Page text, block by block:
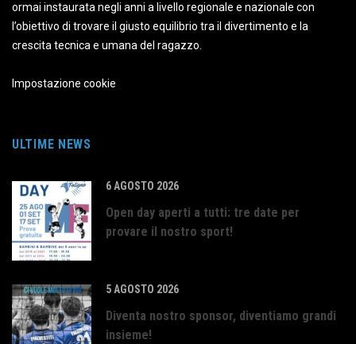
ormai instaurata negli anni a livello regionale e nazionale con
l’obiettivo di trovare il giusto equilibrio tra il divertimento e la
crescita tecnica e umana del ragazzo.
Impostazione cookie
ULTIME NEWS
6 AGOSTO 2026
Open day aperti a tutti: tre date per
provare il nostro sport!
5 AGOSTO 2026
Diventa nostro sponsor, diventiamo grandi
insieme!